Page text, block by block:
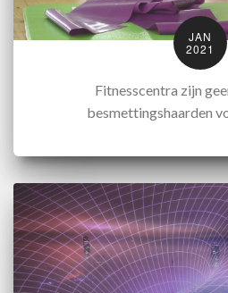
JAN
2021
Fitnesscentra zijn
besmettingshaarden